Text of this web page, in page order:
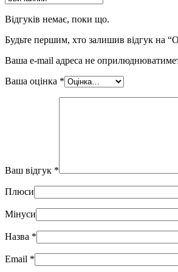
Відгуків немає, поки що.
Будьте першим, хто залишив відгук на
Ваша e-mail адреса не
Ваша оцінка *
Ваш відгук *
Плюси
Мінуси
Назва *
Email *